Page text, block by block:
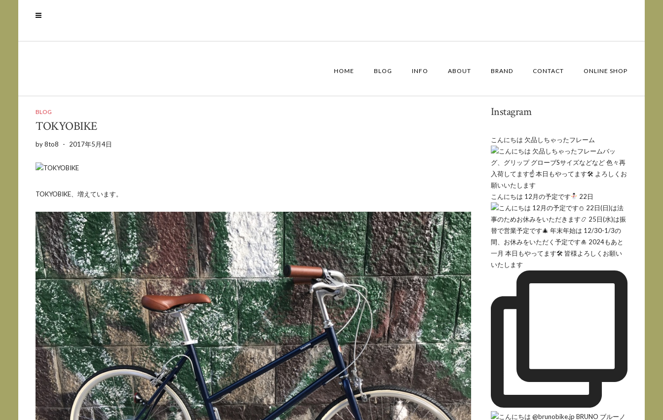
HOME BLOG INFO ABOUT BRAND CONTACT ONLINE SHOP
BLOG
TOKYOBIKE
by8to8 - 2017年5月4日
TOKYOBIKE、増えています。
Instagram
こんにちは 欠品しちゃったフレーム
こんにちは 12月の予定です 22日